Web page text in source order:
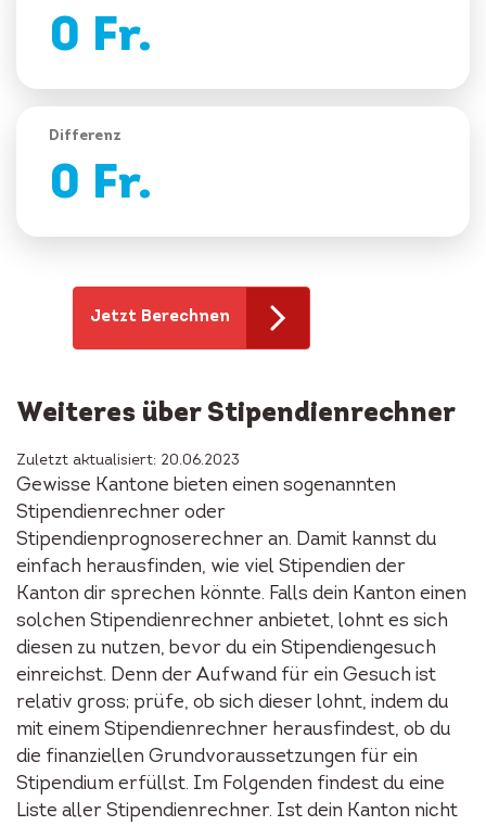
0 Fr.
Differenz
0 Fr.
Jetzt Berechnen
Weiteres über Stipendienrechner
Zuletzt aktualisiert: 20.06.2023
Gewisse Kantone bieten einen sogenannten
Stipendienrechner oder
Stipendienprognoserechner an. Damit kannst du
einfach herausfinden, wie viel Stipendien der
Kanton dir sprechen könnte. Falls dein Kanton einen
solchen Stipendienrechner anbietet, lohnt es sich
diesen zu nutzen, bevor du ein Stipendiengesuch
einreichst. Denn der Aufwand für ein Gesuch ist
relativ gross; prüfe, ob sich dieser lohnt, indem du
mit einem Stipendienrechner herausfindest, ob du
die finanziellen Grundvoraussetzungen für ein
Stipendium erfüllst. Im Folgenden findest du eine
Liste aller Stipendienrechner. Ist dein Kanton nicht